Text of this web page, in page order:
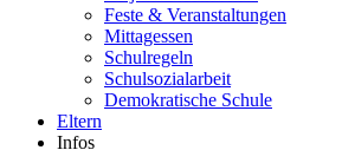
Feste & Veranstaltungen
Mittagessen
Schulregeln
Schulsozialarbeit
Demokratische Schule
Eltern
Infos